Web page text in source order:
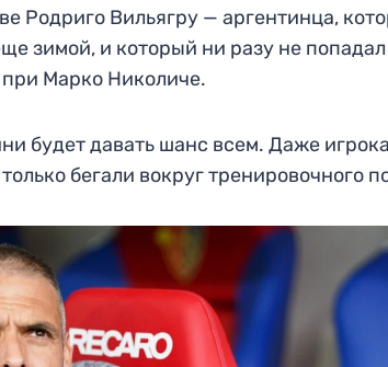
Родриго Вильягру — аргентинца,
зимой, и который ни разу не
при Марко Николиче.
будет давать шанс всем. Даже
бегали вокруг тренировочного